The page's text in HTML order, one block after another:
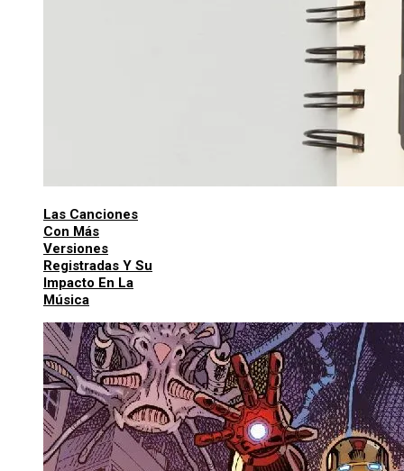
Las Canciones
Con Más
Versiones
Registradas Y Su
Impacto En La
Música